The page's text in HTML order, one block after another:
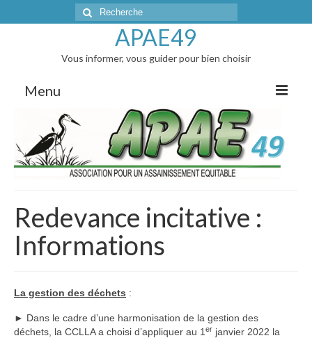
Rechercher
:
APAE49
Vous informer, vous guider pour bien choisir
Menu
Accueil
L’actualité
AG et réunions d’infos
Correspondances avec les Elus
Les vidanges groupées : tarifs 2026
Assainissement Non Collectif (ANC)
Redevance incitative :
Informations
La gestion des déchets :
► Dans le cadre d’une harmonisation de la gestion des
déchets, la CCLLA a choisi d’appliquer au 1 er janvier 2022 la